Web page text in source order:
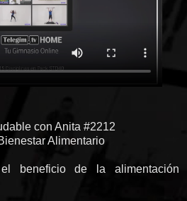
con Anita #2212
Alimentario
beneficio de la alimentación